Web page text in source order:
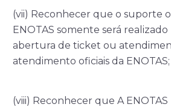
(vii) Reconhecer que o suporte
ENOTAS somente será
abertura de ticket ou
atendimento oficiais da ENOTAS;
(viii) Reconhecer que A ENOTAS